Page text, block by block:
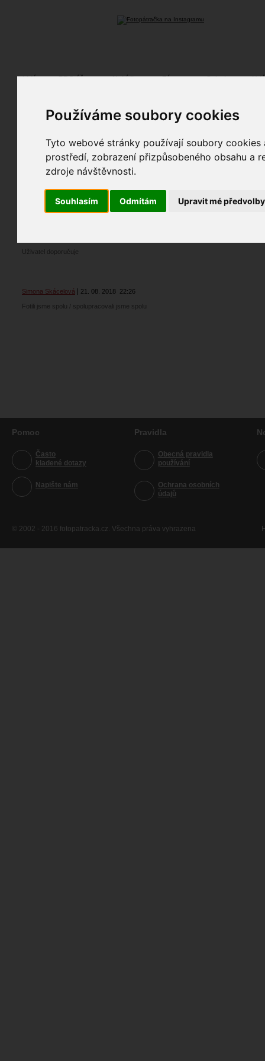
Používáme soubory cookies
Tyto webové stránky používají soubory
prostředí, zobrazení přizpůsobeného obsahu a
zdroje návštěvnosti.
Souhlasím Odmítám Upravit mé předvolby
Lidé PRO účet Nabídky Fórum Galerie
Uživatel doporučuje
Fotili jsme spolu / spolupracovali jsme spolu
Uživatel doporučuje
Simona Skácelová 21. 08. 2018 22:26
Fotili jsme spolu / spolupracovali jsme spolu
Pomoc
Často
kladené dotazy
Napište nám
Pravidla
Obecná pravidla
používání
Ochrana osobních
údajů
© 2002 - 2016 fotopatracka.cz. Všechna práva vyhrazena